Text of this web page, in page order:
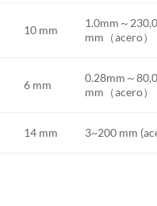
10 mm
1.0mm～
mm（acero）
6 mm
0.28mm～
mm（acero）
14 mm 3~200 mm